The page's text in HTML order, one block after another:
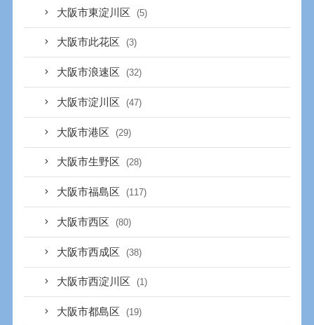
大阪市東淀川区 (5)
大阪市此花区 (3)
大阪市浪速区 (32)
大阪市淀川区 (47)
大阪市港区 (29)
大阪市生野区 (28)
大阪市福島区 (117)
大阪市西区 (80)
大阪市西成区 (38)
大阪市西淀川区 (1)
大阪市都島区 (19)